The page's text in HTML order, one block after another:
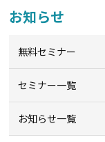
お知らせ
無料セミナー
セミナー一覧
お知らせ一覧